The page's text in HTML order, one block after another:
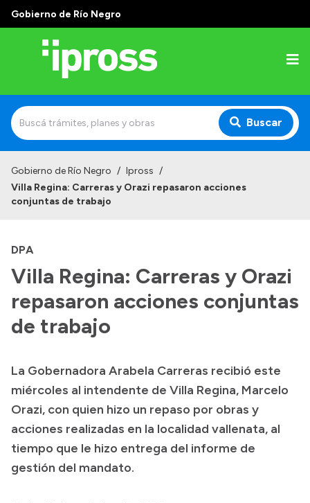
Gobierno de Río Negro
Buscar
Institucional
Autoridades
Delegaciones
Consultorios Propios
Presentación CV
Transparencia
Inversión en Salud
Licitaciones
Consulta de expedientes
Gobierno de Río Negro / Ipross /
Villa Regina: Carreras y Orazi repasaron acciones
conjuntas de trabajo
DPA
Villa Regina: Carreras y Orazi
repasaron acciones conjuntas
de trabajo
La Gobernadora Arabela Carreras recibió este
miércoles al intendente de Villa Regina, Marcelo
Orazi, con quien hizo un repaso por obras y
acciones realizadas en la localidad vallenata, al
tiempo que le hizo entrega del informe de
gestión del mandato.